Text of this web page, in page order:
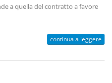
a quella del contratto a favore
continua a leggere